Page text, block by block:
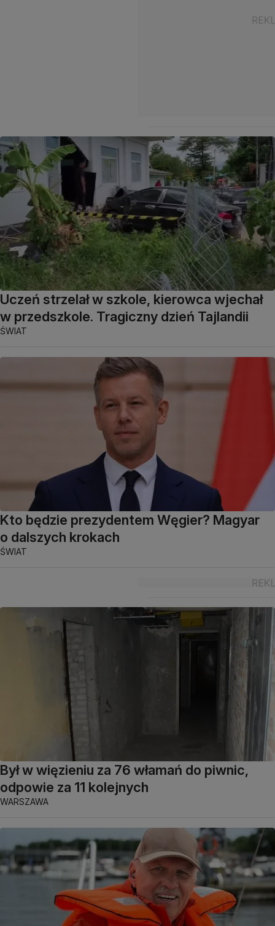
Uczeń strzelał w szkole, kierowca wjechał
w przedszkole. Tragiczny dzień Tajlandii
ŚWIAT
Kto będzie prezydentem Węgier? Magyar
o dalszych krokach
ŚWIAT
Był w więzieniu za 76 włamań do piwnic,
odpowie za 11 kolejnych
WARSZAWA